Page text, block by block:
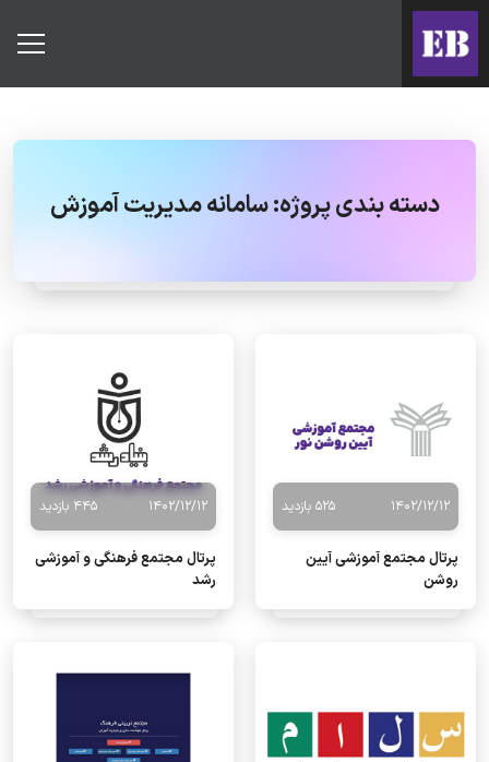
دسته بندی پروژه:سامانه مدیریت آموزش
1402/12/12 525 بازدید
پرتال مجتمع آموزشی آیین
روشن
1402/12/12 445 بازدید
پرتال مجتمع فرهنگی و آموزشی
رشد